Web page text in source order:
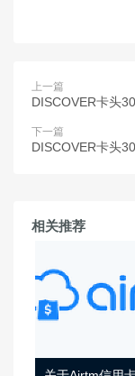
上一篇
DISCOVER卡头
下一篇
DISCOVER卡头
相关推荐